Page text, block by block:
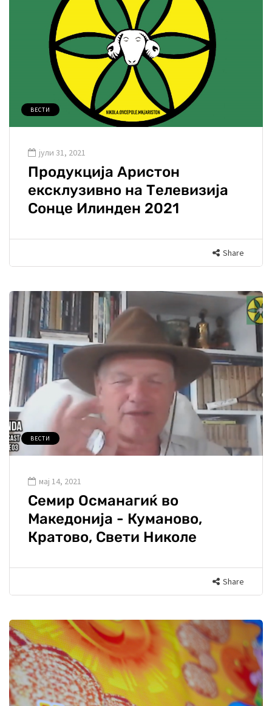
ВЕСТИ
јули 31, 2021
Продукција Аристон
ексклузивно на Телевизија
Сонце Илинден 2021
Share
ВЕСТИ
мај 14, 2021
Семир Османагиќ во
Македонија - Куманово,
Кратово, Свети Николе
Share